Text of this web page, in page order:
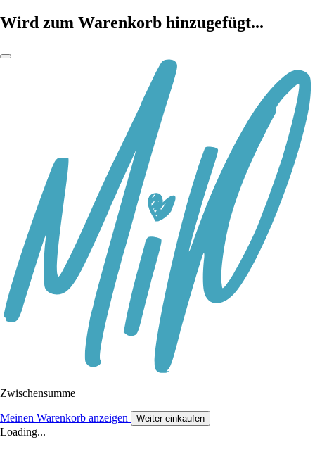
Wird zum Warenkorb hinzugefügt...
Zwischensumme
Meinen Warenkorb anzeigen Weiter einkaufen
Loading...